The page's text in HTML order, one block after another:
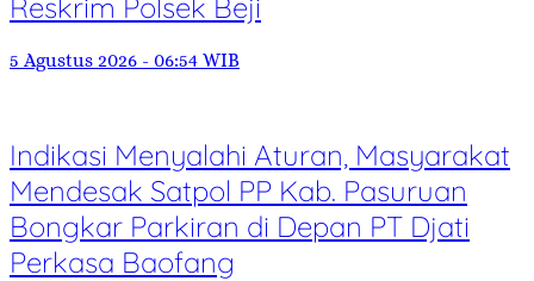
Reskrim Polsek Beji
5 Agustus 2026 - 06:54 WIB
Indikasi Menyalahi Aturan, Masyarakat
Mendesak Satpol PP Kab. Pasuruan
Bongkar Parkiran di Depan PT Djati
Perkasa Baofang